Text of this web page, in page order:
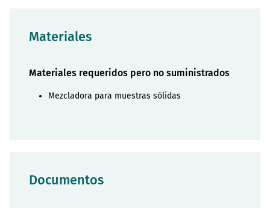
Materiales
Materiales requeridos pero no suministrados
Mezcladora para muestras sólidas
Documentos